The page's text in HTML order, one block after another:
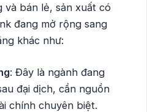
và bán lẻ, sản xuất có
đang mở rộng sang
khác như:
: Đây là ngành đang
đại dịch, cần nguồn
chính chuyên biệt.